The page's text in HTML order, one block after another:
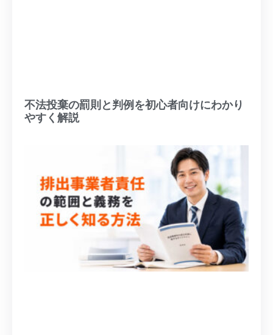
不法投棄の罰則と判例を初心者向けにわかり
やすく解説